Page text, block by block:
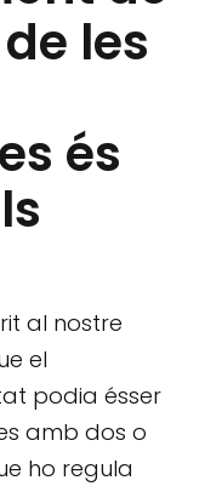
les
és
al nostre
el
podia ésser
amb dos o
ho regula